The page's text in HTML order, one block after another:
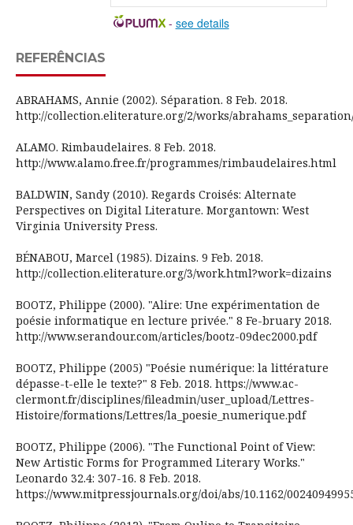
- see details
REFERÊNCIAS
ABRAHAMS, Annie (2002). Séparation. 8 Feb. 2018.
http://collection.eliterature.org/2/works/
ALAMO. Rimbaudelaires. 8 Feb. 2018.
http://www.alamo.free.fr/programmes/rimbaudelaires.html
BALDWIN, Sandy (2010). Regards Croisés: Alternate
Perspectives on Digital Literature. Morgantown: West
Virginia University Press.
BÉNABOU, Marcel (1985). Dizains. 9 Feb. 2018.
http://collection.eliterature.org/3/work.html?work=dizains
BOOTZ, Philippe (2000). "Alire: Une expérimentation de
poésie informatique en lecture privée." 8 Fe-bruary 2018.
http://www.serandour.com/articles/bootz-09dec2000.pdf
BOOTZ, Philippe (2005) "Poésie numérique: la littérature
dépasse-t-elle le texte?" 8 Feb. 2018. https://www.ac-
clermont.fr/disciplines/fileadmin/user_upload/Lettres-
Histoire/formations/Lettres/la_poesie_numerique.pdf
BOOTZ, Philippe (2006). "The Functional Point of View:
New Artistic Forms for Programmed Literary Works."
Leonardo 32.4: 307-16. 8 Feb. 2018.
https://www.mitpressjournals.org/doi/abs/10.1162/